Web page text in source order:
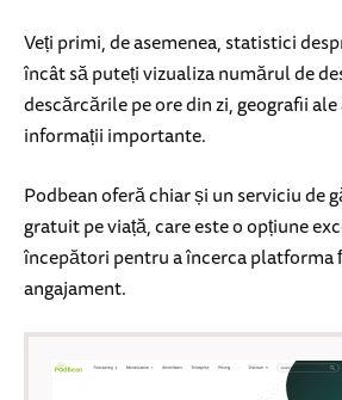
Veți primi, de asemenea, statistici
încât să puteți vizualiza numărul de
descărcările pe ore din zi, geografii
informații importante.
Podbean oferă chiar și un serviciu de
gratuit pe viață, care este o opțiune
începători pentru a încerca platforma
angajament.